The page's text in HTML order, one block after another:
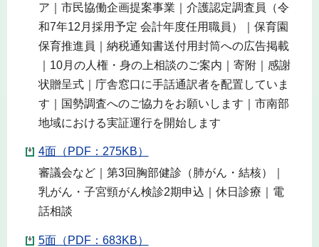
ア｜市民協働企画提案事業｜介護認定調査員（令
和7年12月採用予定 会計年度任用職員）｜保育園
保育推進員｜納税通知書送付用封筒への広告掲載
｜10月の人権・身の上相談のご案内｜寄附｜感謝
状贈呈式｜庁舎窓口に手話通訳者を配置していま
す｜国勢調査へのご協力をお願いします｜市南部
地域における実証運行を開始します
4面（PDF：275KB）
審議会など｜第3回胸部健診（肺がん・結核）｜
乳がん・子宮頸がん検診2期申込｜休日診療｜電
話相談
5面（PDF：683KB）